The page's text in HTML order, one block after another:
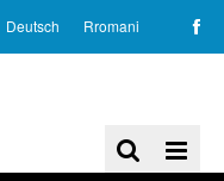
Deutsch Rromani